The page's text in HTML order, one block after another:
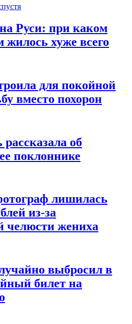
Руси: при каком
жилось хуже всего
для покойной
вместо похорон
об
поклоннике
лишилась
из-за
челюсти жениха
выбросил в
билет на